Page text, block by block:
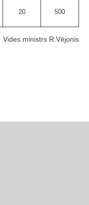
20 500
Vides ministrs R.Vējonis